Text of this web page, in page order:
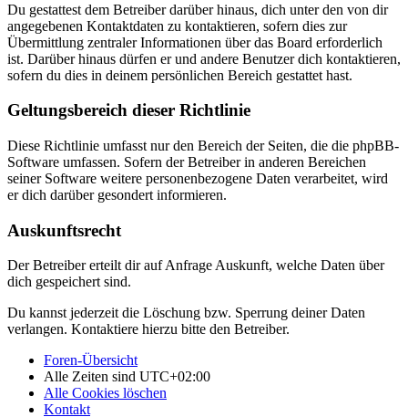
Du gestattest dem Betreiber darüber hinaus, dich unter den von dir
angegebenen Kontaktdaten zu kontaktieren, sofern dies zur
Übermittlung zentraler Informationen über das Board erforderlich
ist. Darüber hinaus dürfen er und andere Benutzer dich kontaktieren,
sofern du dies in deinem persönlichen Bereich gestattet hast.
Geltungsbereich dieser Richtlinie
Diese Richtlinie umfasst nur den Bereich der Seiten, die die phpBB-
Software umfassen. Sofern der Betreiber in anderen Bereichen
seiner Software weitere personenbezogene Daten verarbeitet, wird
er dich darüber gesondert informieren.
Auskunftsrecht
Der Betreiber erteilt dir auf Anfrage Auskunft, welche Daten über
dich gespeichert sind.
Du kannst jederzeit die Löschung bzw. Sperrung deiner Daten
verlangen. Kontaktiere hierzu bitte den Betreiber.
Foren-Übersicht
Alle Zeiten sind UTC+02:00
Alle Cookies löschen
Kontakt